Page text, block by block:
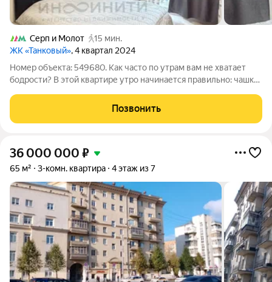
Серп и Молот
15 мин.
ЖК «Танковый», 4 квартал 2024
Номер объекта: 549680. Как часто по утрам вам не хватает
бодрости? В этой квартире утро начинается правильно: чашка
детей, вы отдыхаете в спальне, глядя на закатное небо. Это
пространство, где
Позвонить
36 000 000 ₽
65 м² 3-комн. квартира 4 этаж из 7